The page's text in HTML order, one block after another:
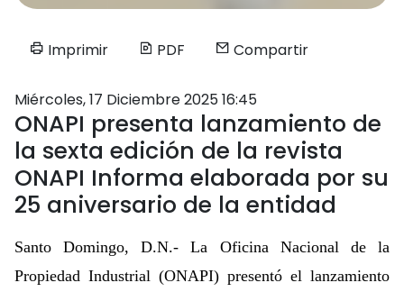
Imprimir PDF Compartir
Miércoles, 17 Diciembre 2025 16:45
ONAPI presenta lanzamiento de
la sexta edición de la revista
ONAPI Informa elaborada por su
25 aniversario de la entidad
Santo Domingo, D.N.- La Oficina Nacional de la
Propiedad Industrial (ONAPI) presentó el lanzamiento